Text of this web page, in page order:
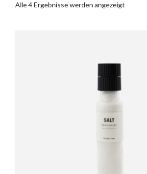
Alle 4 Ergebnisse werden angezeigt